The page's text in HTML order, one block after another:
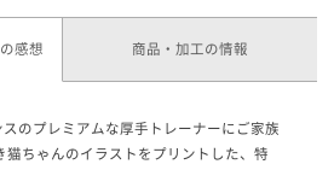
感想 商品・加工の情報
スのプレミアムな厚手トレーナーにご家族
猫ちゃんのイラストをプリントした、特